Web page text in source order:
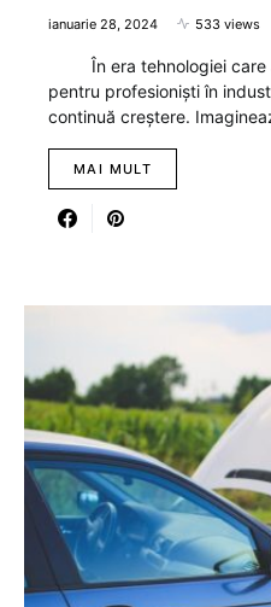
ianuarie 28, 2024 533 views
În era tehnologiei care
pentru profesioniști în
continuă creștere.
MAI MULT